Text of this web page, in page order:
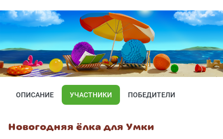
ОПИСАНИЕ УЧАСТНИКИ ПОБЕДИТЕЛИ
Новогодняя ёлка для Умки